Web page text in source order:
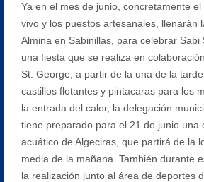
Ya en el mes de junio, concretamente
vivo y los puestos artesanales, llenarán
Almina en Sabinillas, para celebrar Sabi
una fiesta que se realiza en
St. George, a partir de la una de la
castillos flotantes y pintacaras para los
la entrada del calor, la delegación
tiene preparado para el 21 de junio una
acuático de Algeciras, que partirá de la
media de la mañana. También durante
la realización junto al área de deportes